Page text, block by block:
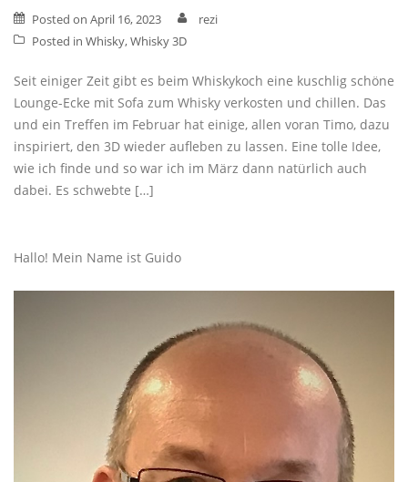
Posted on April 16, 2023
rezi
Posted in Whisky,Whisky 3D
Seit einiger Zeit gibt es beim Whiskykoch eine kuschlig schöne
Lounge-Ecke mit Sofa zum Whisky verkosten und chillen. Das
und ein Treffen im Februar hat einige, allen voran Timo, dazu
inspiriert, den 3D wieder aufleben zu lassen. Eine tolle Idee,
wie ich finde und so war ich im März dann natürlich auch
dabei. Es schwebte […]
Hallo! Mein Name ist Guido